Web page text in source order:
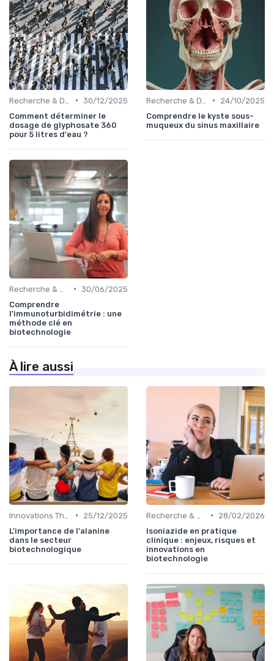
• 30/12/2025
Comment déterminer le
dosage de glyphosate 360
pour 5 litres d'eau ?
•
24/10/2025
Comprendre le kyste sous-
muqueux du sinus maxillaire
• 30/06/2025
Comprendre
l'immunoturbidimétrie : une
méthode clé en
biotechnologie
À lire aussi
•
25/12/2025
L'importance de l'alanine
dans le secteur
biotechnologique
•
28/02/2026
Isoniazide en pratique
clinique : enjeux, risques et
innovations en
biotechnologie